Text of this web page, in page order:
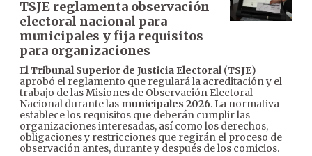
TSJE reglamenta observación
electoral nacional para
municipales y fija requisitos
para organizaciones
ElTribunal Superior de Justicia Electoral(TSJE)
aprobó el reglamento que regulará la acreditación y el
trabajo de las Misiones de Observación Electoral
Nacional durante las municipales 2026. La normativa
establece los requisitos que deberán cumplir las
organizaciones interesadas, así como los derechos,
obligaciones y restricciones que regirán el proceso de
observación antes, durante y después de los comicios.